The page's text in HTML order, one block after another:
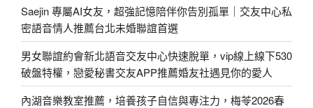
Saejin 專屬AI女友，超強記憶陪伴你告別孤單｜交友中心私
密語音情人推薦台北未婚聯誼首選
男女聯誼約會新北語音交友中心快速脫單，vip線上線下530
破盤特權，戀愛秘書交友APP推薦婚友社遇見你的愛人
內湖音樂教室推薦，培養孩子自信與專注力，梅苓2026春